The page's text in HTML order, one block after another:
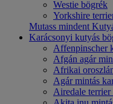
Westie bögrék
Yorkshire
Mutass mindent
Karácsonyi kutyás
Affenpinscher
Afgán agár
Afrikai
Agár mintás
Airedale terrier